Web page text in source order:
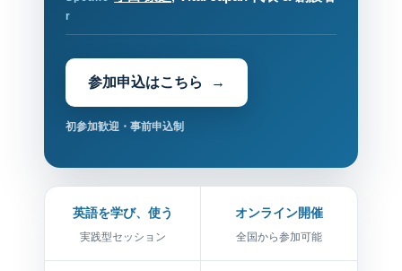
r
参加申込はこちら
初参加歓迎・事前申込制
英語を学び、使う
実践型セッション
オンライン開催
全国から参加可能